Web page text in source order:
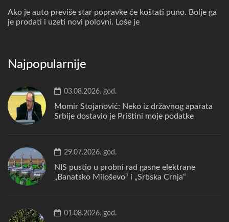
Ako je auto previše star popravke će koštati puno. Bolje ga
je prodati i uzeti novi polovni. Loše je
Najpopularnije
03.08.2026. god.
Momir Stojanović: Neko iz državnog aparata
Srbije dostavio je Prištini moje podatke
29.07.2026. god.
NIS pustio u probni rad gasne elektrane
„Banatsko Miloševo“ i „Srbska Crnja“
01.08.2026. god.